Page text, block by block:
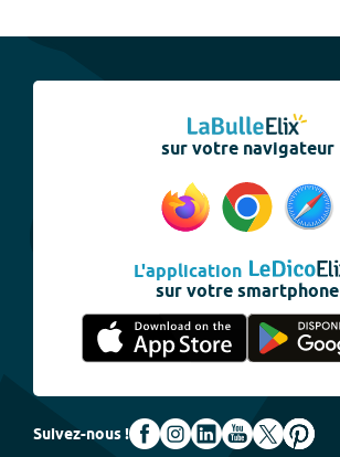
sur votre navigateur
L'application
sur votre smartphone
Suivez-nous !